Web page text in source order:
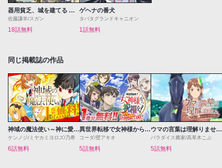
器用貧乏、城を建てる ～開拓学園の劣等生なのに、上級職のスキルと魔法がすべて使えます～@COMIC
佐藤謙羊/スガン
18話無料
ゲヘナの番犬
タバタグランドキャニオン
1話無料
同じ掲載誌の作品
神域の魔法使い～神に愛された落第生は魔法学院へ通う～
ケンノジ/ミヤカミヨロズ/乃希
6話無料
異世界転移で女神様から祝福を！～いえ、手持ちの異能があるので結構です～@COMIC
コーダ/壁アキオ
5話無料
ウマの言葉は理解りませんだから静かにしてください！
パラダイス農家/高草木こぶ
5話無料